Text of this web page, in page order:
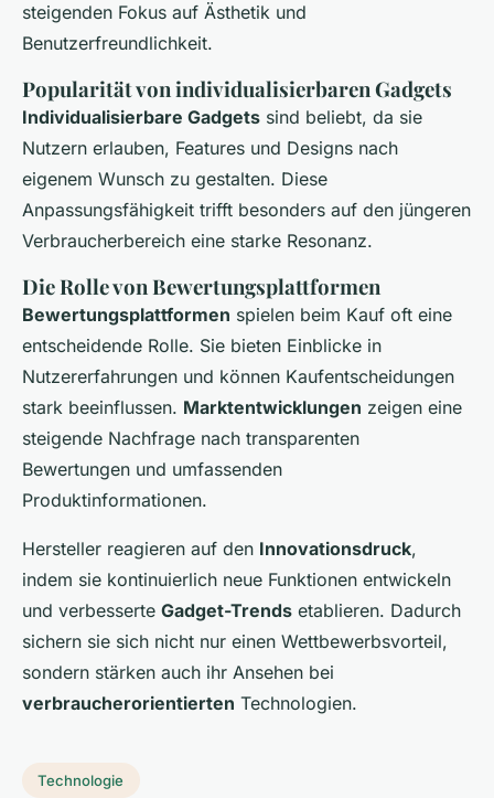
steigenden Fokus auf Ästhetik und
Benutzerfreundlichkeit.
Popularität von individualisierbaren Gadgets
Individualisierbare Gadgets sind beliebt, da sie
Nutzern erlauben, Features und Designs nach
eigenem Wunsch zu gestalten. Diese
Anpassungsfähigkeit trifft besonders auf den jüngeren
Verbraucherbereich eine starke Resonanz.
Die Rolle von Bewertungsplattformen
Bewertungsplattformen spielen beim Kauf oft eine
entscheidende Rolle. Sie bieten Einblicke in
Nutzererfahrungen und können Kaufentscheidungen
stark beeinflussen. Marktentwicklungen zeigen eine
steigende Nachfrage nach transparenten
Bewertungen und umfassenden
Produktinformationen.
Hersteller reagieren auf den Innovationsdruck,
indem sie kontinuierlich neue Funktionen entwickeln
und verbesserte Gadget-Trends etablieren. Dadurch
sichern sie sich nicht nur einen Wettbewerbsvorteil,
sondern stärken auch ihr Ansehen bei
verbraucherorientierten Technologien.
Technologie